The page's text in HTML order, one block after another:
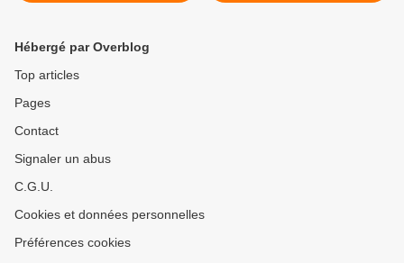
Hébergé par Overblog
Top articles
Pages
Contact
Signaler un abus
C.G.U.
Cookies et données personnelles
Préférences cookies